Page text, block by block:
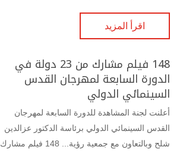
اقرأ المزيد
148 فيلم مشارك من 23 دولة في
الدورة السابعة لمهرجان القدس
السينمائي الدولي
أعلنت لجنة المشاهدة للدورة السابعة لمهرجان
القدس السينمائي الدولي برئاسة الدكتور عزالدين
شلح وبالتعاون مع جمعية رؤية... 148 فيلم مشارك